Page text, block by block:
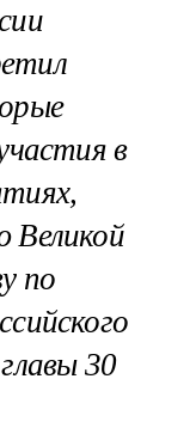
в
Великой
по
30